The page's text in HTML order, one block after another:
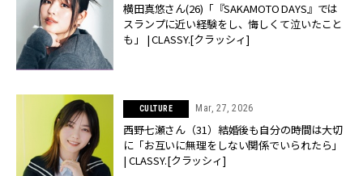
横田真悠さん(26)「『SAKAMOTO DAYS』では
スランプに近い経験をし、悔しくて泣いたこと
も」 | CLASSY.[クラッシィ]
CULTURE Mar, 27, 2026
西野七瀬さん（31）結婚後も自分の時間は大切
に「お互いに無理をしない関係でいられたら」
| CLASSY.[クラッシィ]